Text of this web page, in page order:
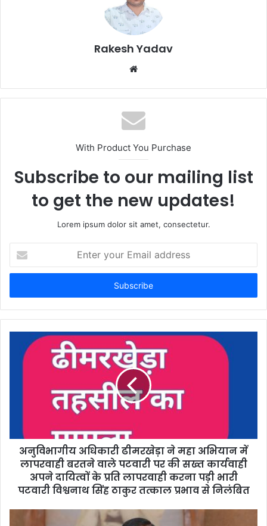
Rakesh Yadav
b
s
i
e
With Product You Purchase
Subscribe to our mailing list
to get the new updates!
Lorem ipsum dolor sit amet, consectetur.
t
r
y
अनुविभागीय अधिकारी ढीमरखेड़ा ने महा अभियान में
लापरवाही बरतने वाले पटवारी पर की सख्त कार्यवाही
अपने दायित्वों के प्रति लापरवाही करना पड़ी भारी
पटवारी विश्वनाथ सिंह ठाकुर तत्काल प्रभाव से निलंबित